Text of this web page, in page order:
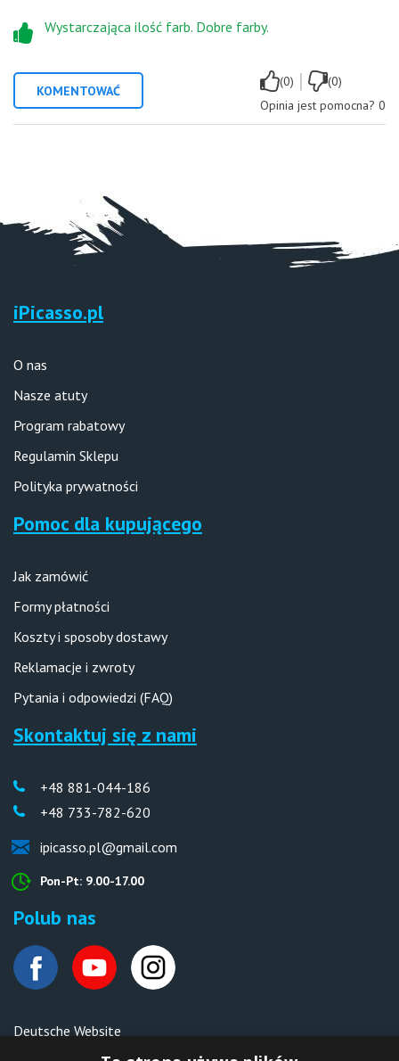
Wystarczająca ilość farb. Dobre farby.
KOMENTOWAĆ
(0) |
(0)
Opinia jest pomocna? 0
iPicasso.pl
O nas
Nasze atuty
Program rabatowy
Regulamin Sklepu
Polityka prywatności
Pomoc dla kupującego
Jak zamówić
Formy płatności
Koszty i sposoby dostawy
Reklamacje i zwroty
Pytania i odpowiedzi (FAQ)
Skontaktuj się z nami
+48 881-044-186
+48 733-782-620
ipicasso.pl@gmail.com
Pon-Pt: 9.00-17.00
Polub nas
Deutsche Website